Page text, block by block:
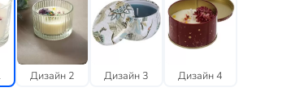
Дизайн 2 Дизайн 3 Дизайн 4